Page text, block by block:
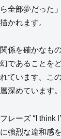
全部夢だった
かれます。
係を確かなも
であることを
ています。こ
深めています。
レーズ “I think
強烈な違和感